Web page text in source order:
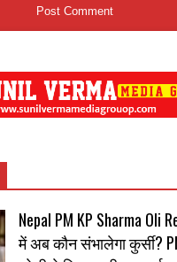
Nepal PM KP Sharma Oli
में अब कौन संभालेगा कुर्सी?